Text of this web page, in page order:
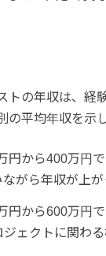
トの年収は、経
の平均年収を示し
円から400万円
がら年収が上が
円から600万円
ェクトに関わる